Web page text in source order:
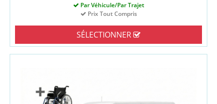
Par Véhicule/Par Trajet
Prix Tout Compris
SÉLECTIONNER